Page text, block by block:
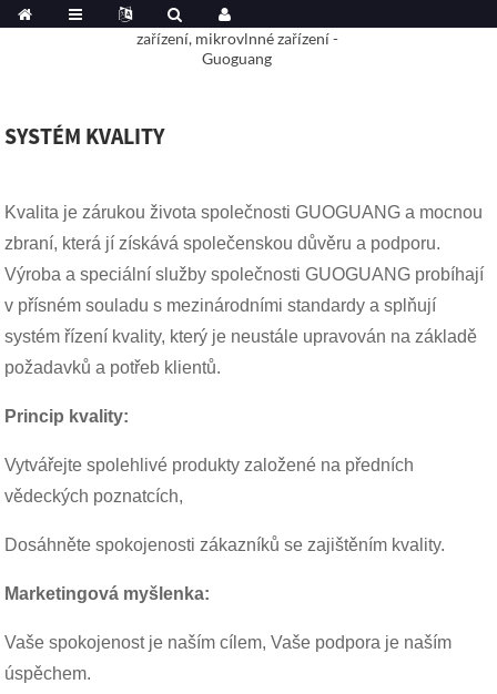
SYSTÉM KVALITY
Kvalita je zárukou života společnosti GUOGUANG a mocnou
zbraní, která jí získává společenskou důvěru a podporu.
Výroba a speciální služby společnosti GUOGUANG probíhají
v přísném souladu s mezinárodními standardy a splňují
systém řízení kvality, který je neustále upravován na základě
požadavků a potřeb klientů.
Princip kvality:
Vytvářejte spolehlivé produkty založené na předních
vědeckých poznatcích,
Dosáhněte spokojenosti zákazníků se zajištěním kvality.
Marketingová myšlenka:
Vaše spokojenost je naším cílem, Vaše podpora je naším
úspěchem.